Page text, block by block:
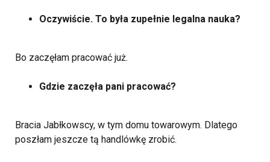
Oczywiście. To była zupełnie legalna nauka?
Bo zaczęłam pracować już.
Gdzie zaczęła pani pracować?
Bracia Jabłkowscy, w tym domu towarowym. Dlatego
poszłam jeszcze tą handlówkę zrobić.